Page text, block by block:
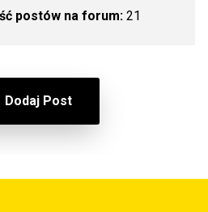
postów na forum:21
Dodaj Post